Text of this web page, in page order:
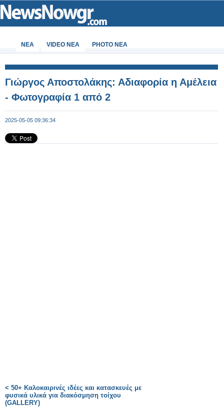
ΝΕΑ VIDEO NEA PHOTO NEA
Γιώργος Αποστολάκης: Αδιαφορία η Αμέλεια
- Φωτογραφία 1 από 2
2025-05-05 09:36:34
< 50+ Καλοκαιρινές ιδέες και κατασκευές με
φυσικά υλικά για διακόσμηση τοίχου
(GALLERY)